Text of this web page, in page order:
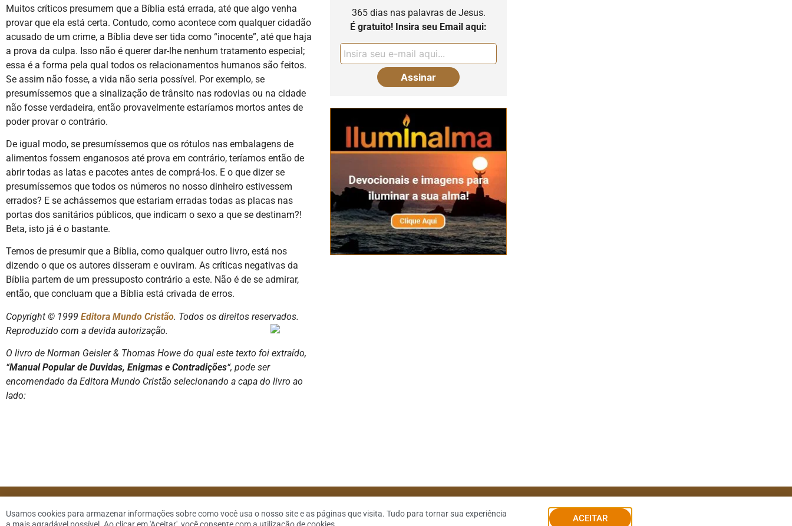
Muitos críticos presumem que a Bíblia está errada, até que algo venha
provar que ela está certa. Contudo, como acontece com qualquer cidadão
acusado de um crime, a Bíblia deve ser tida como “inocente”, até que haja
a prova da culpa. Isso não é querer dar-lhe nenhum tratamento especial;
essa é a forma pela qual todos os relacionamentos humanos são feitos.
Se assim não fosse, a vida não seria possível. Por exemplo, se
presumíssemos que a sinalização de trânsito nas rodovias ou na cidade
não fosse verdadeira, então provavelmente estaríamos mortos antes de
poder provar o contrário.
De igual modo, se presumíssemos que os rótulos nas embalagens de
alimentos fossem enganosos até prova em contrário, teríamos então de
abrir todas as latas e pacotes antes de comprá-los. E o que dizer se
presumíssemos que todos os números no nosso dinheiro estivessem
errados? E se achássemos que estariam erradas todas as placas nas
portas dos sanitários públicos, que indicam o sexo a que se destinam?!
Beta, isto já é o bastante.
Temos de presumir que a Bíblia, como qualquer outro livro, está nos
dizendo o que os autores disseram e ouviram. As críticas negativas da
Bíblia partem de um pressuposto contrário a este. Não é de se admirar,
então, que concluam que a Bíblia está crivada de erros.
Copyright © 1999 Editora Mundo Cristão. Todos os direitos reservados.
Reproduzido com a devida autorização.
O livro de Norman Geisler & Thomas Howe do qual este texto foi extraído,
“Manual Popular de Duvidas, Enigmas e Contradições“, pode ser
encomendado da Editora Mundo Cristão selecionando a capa do livro ao
lado:
365 dias nas palavras de Jesus.
É gratuito! Insira seu Email aqui:
© 2026 Dennis Downing |Política de Privacidade|SiteMap|Contato
Usamos cookies para armazenar informações sobre como você usa o nosso site e as páginas que visita. Tudo para tornar sua experiência
a mais agradável possível. Ao clicar em 'Aceitar', você consente com a utilização de cookies.
ACEITAR